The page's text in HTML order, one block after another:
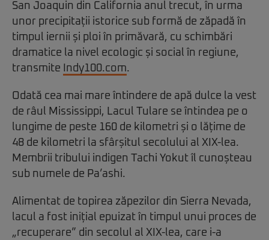
San Joaquin din California anul trecut, în urma
unor precipitații istorice sub formă de zăpadă în
timpul iernii și ploi în primăvară, cu schimbări
dramatice la nivel ecologic și social în regiune,
transmite
Indy100.com.
Odată cea mai mare întindere de apă dulce la vest
de râul Mississippi, Lacul Tulare se întindea pe o
lungime de peste 160 de kilometri și o lățime de
48 de kilometri la sfârșitul secolului al XIX-lea.
Membrii tribului indigen Tachi Yokut îl cunoșteau
sub numele de Pa’ashi.
Alimentat de topirea zăpezilor din Sierra Nevada,
lacul a fost inițial epuizat în timpul unui proces de
„recuperare” din secolul al XIX-lea, care i-a